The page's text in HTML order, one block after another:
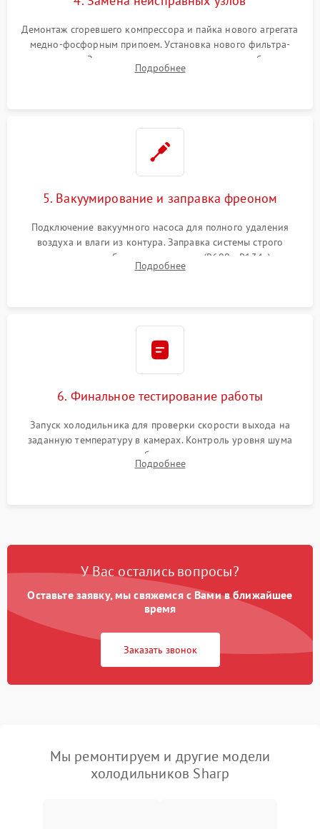
Демонтаж сгоревшего компрессора и пайка нового агрегата
медно-фосфорным припоем. Установка нового фильтра-
осушителя. Замена изношенных вентиляторов обдува,
сломанных заслонок или поврежденных дверных петель.
Подробнее
5. Вакуумирование и заправка фреоном
Подключение вакуумного насоса для полного удаления
воздуха и влаги из контура. Заправка системы строго
дозированным объемом хладагента (R600a, R134a) по
электронным весам. Контроль рабочего давления в системе.
Подробнее
6. Финальное тестирование работы
Запуск холодильника для проверки скорости выхода на
заданную температуру в камерах. Контроль уровня шума
компрессора, отсутствия обмерзания стенок и корректного
срабатывания системы автоматической оттайки.
Подробнее
У Вас остались вопросы?
Оставьте заявку, мы свяжемся с Вами в ближайшее
время
Заказать звонок
Мы ремонтируем и другие модели
холодильников Sharp